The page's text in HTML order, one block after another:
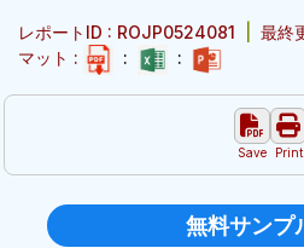
レポートID : ROJP0524081 最終
マット :
: :
Save Print
無料サンプ